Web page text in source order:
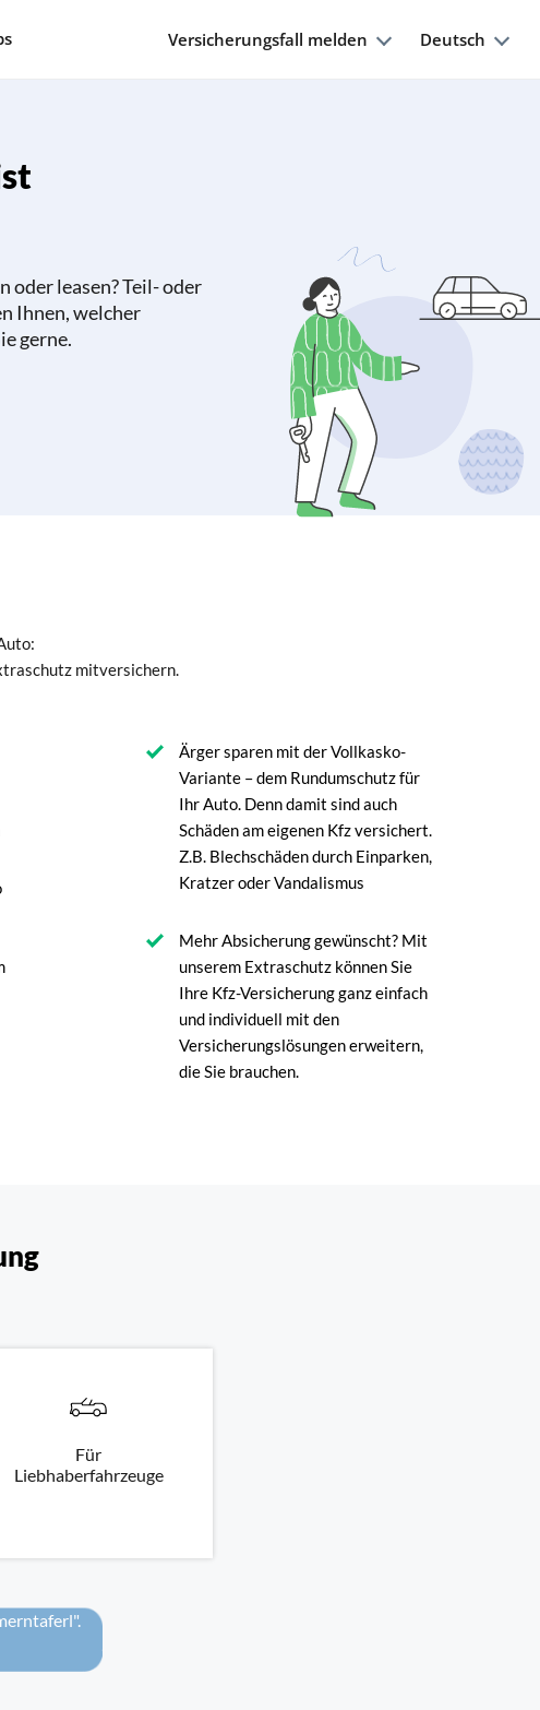
Versicherungsfall melden Deutsch
oder leasen? Teil- oder
Ihnen, welcher
gerne.
mitversichern.
Ärger sparen mit der Vollkasko-
Variante – dem Rundumschutz für
Ihr Auto. Denn damit sind auch
Schäden am eigenen Kfz versichert.
Z.B. Blechschäden durch Einparken,
Kratzer oder Vandalismus
Mehr Absicherung gewünscht? Mit
unserem Extraschutz können Sie
Ihre Kfz-Versicherung ganz einfach
und individuell mit den
Versicherungslösungen erweitern,
die Sie brauchen.
Für
Liebhaberfahrzeuge